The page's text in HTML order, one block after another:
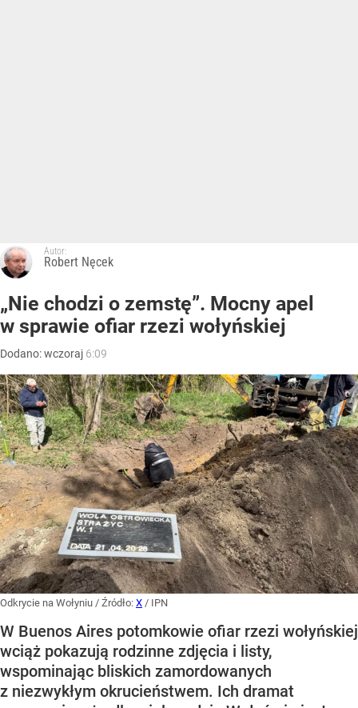
Autor:
Robert Nęcek
„Nie chodzi o zemstę”. Mocny apel
w sprawie ofiar rzezi wołyńskiej
Dodano:wczoraj 6:09
Odkrycie na Wołyniu / Źródło: X / IPN
W Buenos Aires potomkowie ofiar rzezi wołyńskiej
wciąż pokazują rodzinne zdjęcia i listy,
wspominając bliskich zamordowanych
z niezwykłym okrucieństwem. Ich dramat